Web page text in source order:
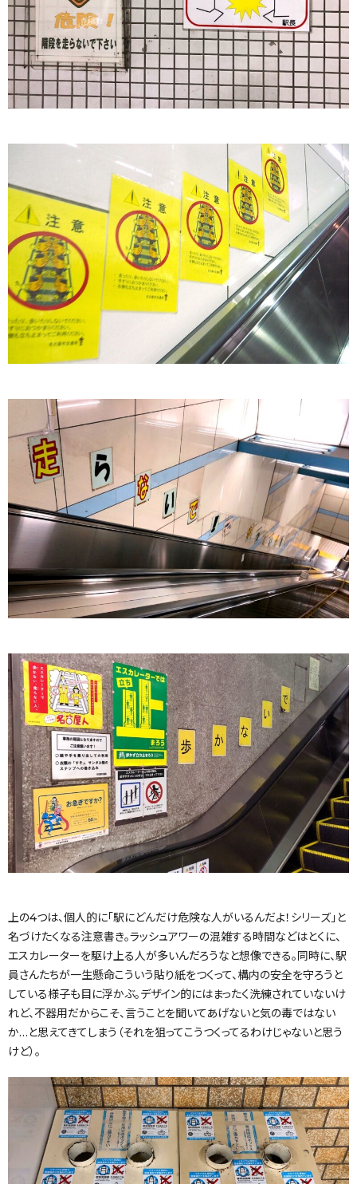
上の4つは、個人的に「駅にどんだけ危険な人がいるんだよ！シリーズ」と
名づけたくなる注意書き。ラッシュアワーの混雑する時間などはとくに、
エスカレーターを駆け上る人が多いんだろうなと想像できる。同時に、駅
員さんたちが一生懸命こういう貼り紙をつくって、構内の安全を守ろうと
している様子も目に浮かぶ。デザイン的にはまったく洗練されていないけ
れど、不器用だからこそ、言うことを聞いてあげないと気の毒ではない
か…と思えてきてしまう（それを狙ってこうつくってるわけじゃないと思う
けど）。